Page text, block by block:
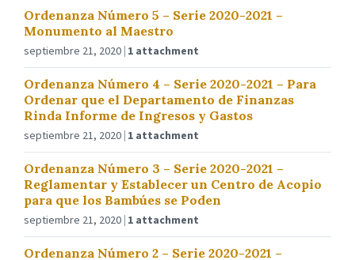
Ordenanza Número 5 – Serie 2020-2021 –
Monumento al Maestro
septiembre 21, 2020 1 attachment
Ordenanza Número 4 – Serie 2020-2021 – Para
Ordenar que el Departamento de Finanzas
Rinda Informe de Ingresos y Gastos
septiembre 21, 2020 1 attachment
Ordenanza Número 3 – Serie 2020-2021 –
Reglamentar y Establecer un Centro de Acopio
para que los Bambúes se Poden
septiembre 21, 2020 1 attachment
Ordenanza Número 2 – Serie 2020-2021 –